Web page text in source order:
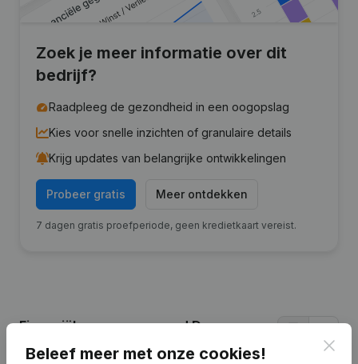
Zoek je meer informatie over dit
bedrijf?
Raadpleeg de gezondheid in een oogopslag
Kies voor snelle inzichten of granulaire details
Krijg updates van belangrijke ontwikkelingen
Probeer gratis Meer ontdekken
7 dagen gratis proefperiode, geen kredietkaart vereist.
Financiële gegevensvan J.D.
Greydanus Holding
Beleef meer met onze cookies!